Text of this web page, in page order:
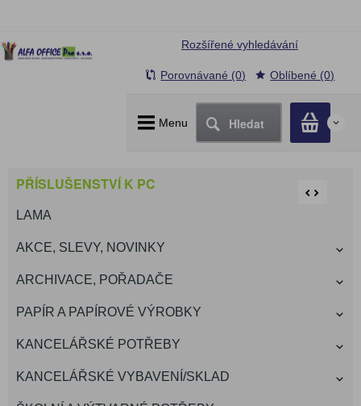
Menu Hledat 0
Rozšířené vyhledávání
Porovnávané (0) Oblíbené (0)
PŘÍSLUŠENSTVÍ K PC
LAMA
AKCE, SLEVY, NOVINKY
ARCHIVACE, POŘADAČE
PAPÍR A PAPÍROVÉ VÝROBKY
KANCELÁŘSKÉ POTŘEBY
KANCELÁŘSKÉ VYBAVENÍ/SKLAD